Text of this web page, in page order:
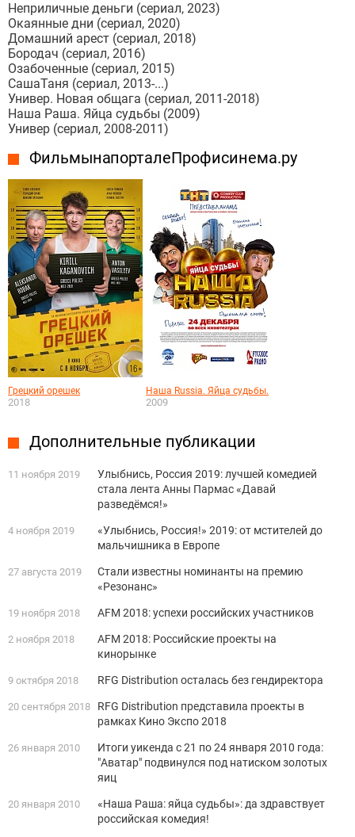
Неприличные деньги (сериал, 2023)
Окаянные дни (сериал, 2020)
Домашний арест (сериал, 2018)
Бородач (сериал, 2016)
Озабоченные (сериал, 2015)
СашаТаня (сериал, 2013-...)
Универ. Новая общага (сериал, 2011-2018)
Наша Раша. Яйца судьбы (2009)
Универ (сериал, 2008-2011)
Фильмы на портале Профисинема.ру
Грецкий орешек
2018
Наша Russia. Яйца судьбы.
2009
Дополнительные публикации
11 ноября 2019
Улыбнись, Россия 2019: лучшей комедией
стала лента Анны Пармас «Давай
разведёмся!»
4 ноября 2019
«Улыбнись, Россия!» 2019: от мстителей до
мальчишника в Европе
27 августа 2019
Стали известны номинанты на премию
«Резонанс»
19 ноября 2018 AFM 2018: успехи российских участников
2 ноября 2018
AFM 2018: Российские проекты на
кинорынке
9 октября 2018 RFG Distribution осталась без гендиректора
20 сентября 2018
RFG Distribution представила проекты в
рамках Кино Экспо 2018
26 января 2010
Итоги уикенда с 21 по 24 января 2010 года:
"Аватар" подвинулся под натиском золотых
яиц
20 января 2010
«Наша Раша: яйца судьбы»: да здравствует
российская комедия!